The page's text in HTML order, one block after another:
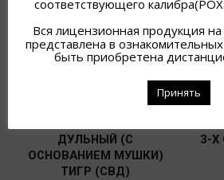
ДУЛЬНЫЙ (С
ОСНОВАНИЕМ МУШКИ)
ТИГР (СВД)
3-Х
соответствующего
Вся лицензионная продукция
представлена в
быть приобретена
Принять